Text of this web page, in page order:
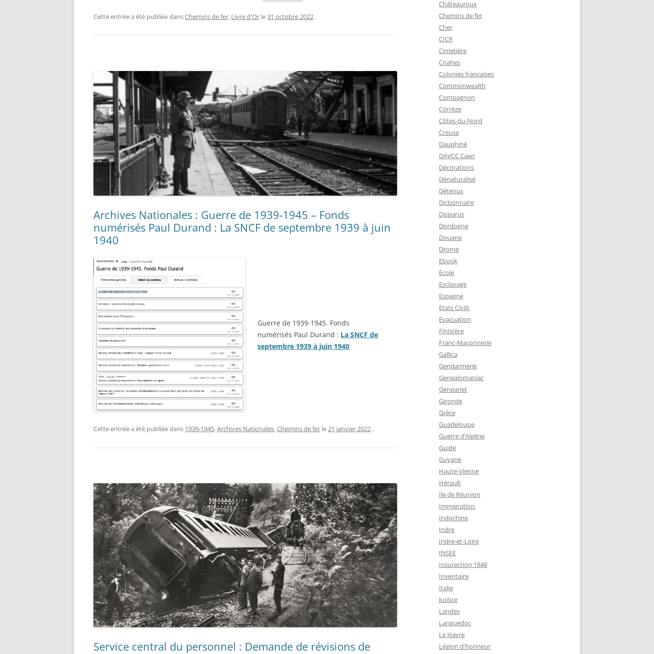
L’ARMÉE DE VERSAILLES – 1871
Cette entrée a été publiée dansChemins de fer, Livre d'Or le31 octobre 2022 .
Archives Nationales : Guerre de 1939-1945 – Fonds
numérisés Paul Durand : La SNCF de septembre 1939 à juin
1940
Guerre de 1939-1945. Fonds
numérisés Paul Durand : La SNCF de
septembre 1939 à juin 1940
Cette entrée a été publiée dans 1939-1945,Archives Nationales,Chemins de fer le21 janvier 2022 .
Service central du personnel : Demande de révisions de
Châteauroux
Chemins de fer
Cher
CICR
Cimetière
Cnahes
Colonies françaises
Commonwealth
Compagnon
Corrèze
Côtes-du-Nord
Creuse
Dauphiné
DAVCC Caen
Décorations
Dénaturalisé
Détenus
Dictionnaire
Disparus
Dordogne
Douane
Drome
Ebook
Ecole
Esclavage
Espagne
Etats Civils
Evacuation
Finistère
Franc-Maçonnerie
Gallica
Gendarmerie
Genealomaniac
Geneanet
Gironde
Grèce
Guadeloupe
Guerre d’Algérie
Guide
Guyane
Haute-Vienne
Hérault
Ile de Réunion
Immigration
Indochine
Indre
Indre-et-Loire
INSEE
Insurection 1848
Inventaire
Italie
Justice
Landes
Languedoc
Le Havre
Légion d'honneur